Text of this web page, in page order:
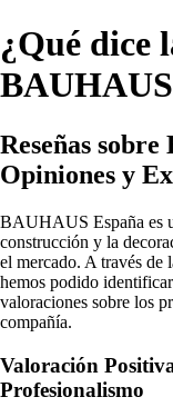
¿Qué dice
Reseñas
Opiniones y
BAUHAUS España es
construcción y la
el mercado. A través de
hemos podido
valoraciones sobre los
compañía.
Valoración
Profesionalismo